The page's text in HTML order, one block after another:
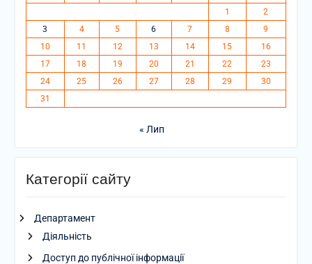
1
2
3
4 5 6 7 8
9
10
11 12 13 14 15
16
17
18 19 20 21 22
23
24
25 26 27 28 29
30
31
« Лип
Категорії сайту
Департамент
Діяльність
Доступ до публічної інформації